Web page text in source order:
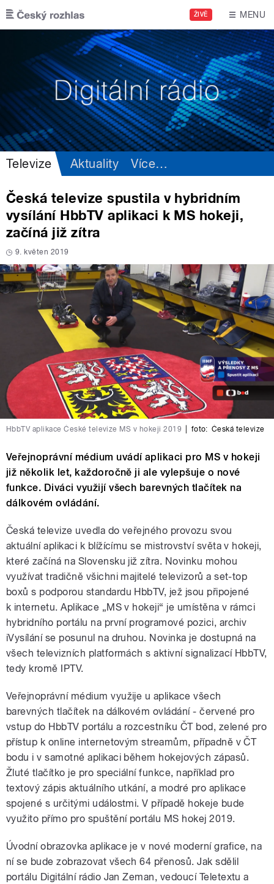
Přejít k hlavnímu obsahu
ŽIVĚ MENU
Televize Aktuality Více…
Česká televize spustila v hybridním
vysílání HbbTV aplikaci k MS hokeji,
začíná již zítra
9. květen 2019
HbbTV aplikace České televize MS v hokeji 2019 foto: Česká televize
Veřejnoprávní médium uvádí aplikaci pro MS v hokeji
již několik let, každoročně ji ale vylepšuje o nové
funkce. Diváci využijí všech barevných tlačítek na
dálkovém ovládání.
Česká televize uvedla do veřejného provozu svou
aktuální aplikaci k blížícímu se mistrovství světa v hokeji,
které začíná na Slovensku již zítra. Novinku mohou
využívat tradičně všichni majitelé televizorů a set-top
boxů s podporou standardu HbbTV, jež jsou připojené
k internetu. Aplikace „MS v hokeji“ je umístěna v rámci
hybridního portálu na první programové pozici, archiv
iVysílání se posunul na druhou. Novinka je dostupná na
všech televizních platformách s aktivní signalizací HbbTV,
tedy kromě IPTV.
Veřejnoprávní médium využije u aplikace všech
barevných tlačítek na dálkovém ovládání - červené pro
vstup do HbbTV portálu a rozcestníku ČT bod, zelené pro
přístup k online internetovým streamům, případně v ČT
bodu i v samotné aplikaci během hokejových zápasů.
Žluté tlačítko je pro speciální funkce, například pro
textový zápis aktuálního utkání, a modré pro aplikace
spojené s určitými událostmi. V případě hokeje bude
využito přímo pro spuštění portálu MS hokej 2019.
Úvodní obrazovka aplikace je v nové moderní grafice, na
ní se bude zobrazovat všech 64 přenosů. Jak sdělil
portálu Digitální rádio Jan Zeman, vedoucí Teletextu a